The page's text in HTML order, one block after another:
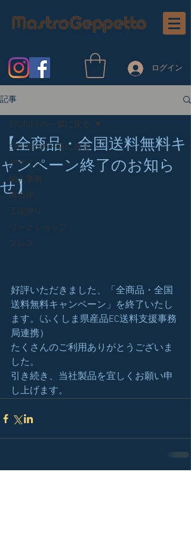
ログイン
記事
STORIESの一覧に戻る
デザイン
納入事例
南会津
工場便り
ワークショップ
プレス
STORIESの一覧に戻る
【全商品・全国送料無料キ
ャンペーン終了のお知ら
せ】
好評いただきました、「全商品・全国
送料無料キャンペーン」を終了いたし
ます。(ふくしま県産品EC送料支援事務
局連携）
たくさんのご利用ありがとうございま
した。
引き続き、当社製品を宜しくお願い申
し上げます。